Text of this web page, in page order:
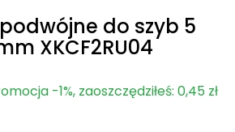
do szyb 5
XKCF2RU04
-1%, zaoszczędziłeś: 0,45 zł